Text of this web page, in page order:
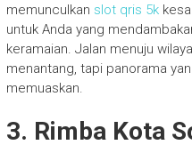
memunculkan slot qris 5k
untuk Anda yang
keramaian. Jalan menuju
menantang, tapi panorama
memuaskan.
3. Rimba Kota